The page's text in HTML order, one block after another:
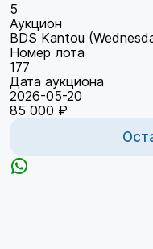
5
Аукцион
BDS Kantou
Номер лота
177
Дата аукциона
2026-05-20
85 000 ₽